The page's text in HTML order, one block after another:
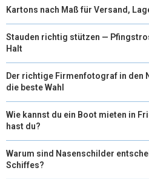
Kartons nach Maß für Versand,
Stauden richtig stützen —
Halt
Der richtige Firmenfotograf in den
die beste Wahl
Wie kannst du ein Boot mieten in
hast du?
Warum sind Nasenschilder
Schiffes?